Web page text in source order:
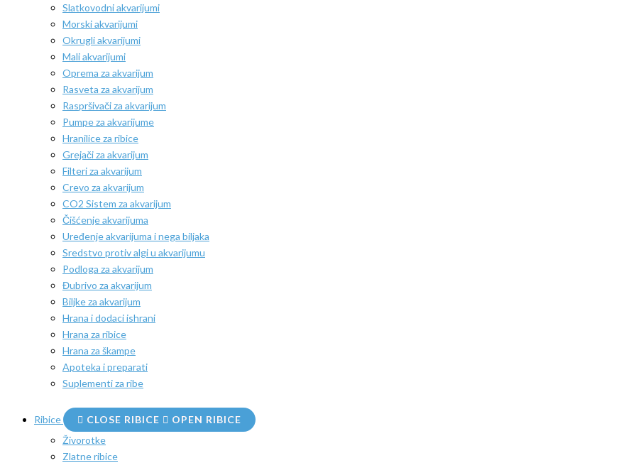
Slatkovodni akvarijumi
Morski akvarijumi
Okrugli akvarijumi
Mali akvarijumi
Oprema za akvarijum
Rasveta za akvarijum
Raspršivači za akvarijum
Pumpe za akvarijume
Hranilice za ribice
Grejači za akvarijum
Filteri za akvarijum
Crevo za akvarijum
CO2 Sistem za akvarijum
Čišćenje akvarijuma
Uređenje akvarijuma i nega biljaka
Sredstvo protiv algi u akvarijumu
Podloga za akvarijum
Đubrivo za akvarijum
Biljke za akvarijum
Hrana i dodaci ishrani
Hrana za ribice
Hrana za škampe
Apoteka i preparati
Suplementi za ribe
Ribice CLOSE RIBICE
OPEN RIBICE
Živorotke
Zlatne ribice